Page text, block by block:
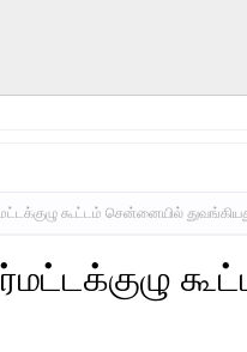
கூட்டம் சென்னையில்